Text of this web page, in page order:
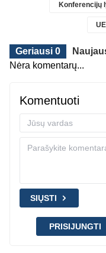
Konferencijų
Geriausi 0
Nėra komentarų...
Komentuoti
SIŲSTI
PRISIJUNGTI